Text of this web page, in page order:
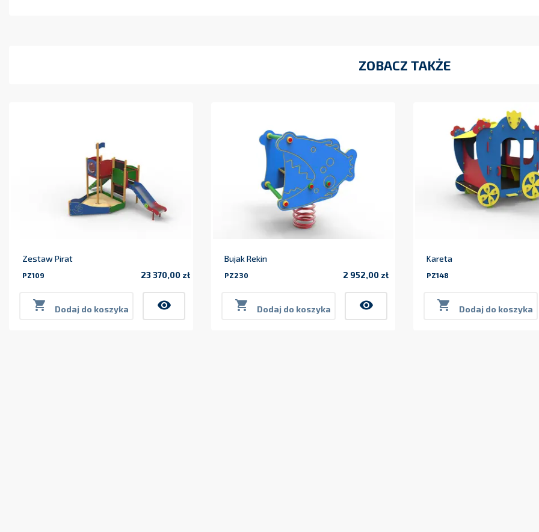
ZOBACZ TAKŻE
Zestaw Pirat
PZ109 23 370,00 zł
 Dodaj do koszyka visibility
Bujak Rekin
PZ230 2 952,00 zł
 Dodaj do koszyka visibility
Kareta
PZ148
 Dodaj do koszyka